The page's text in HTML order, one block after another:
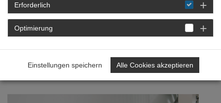
STARTSEITE DETAIL
Gespräch mit Ministerin
Bätzing-Lichtenthäler
Erforderlich
Optimierung
Einstellungen speichern Alle Cookies akzeptieren